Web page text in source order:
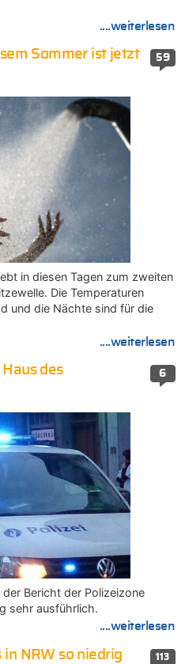
....weiterlesen
59
Sommer ist jetzt
in diesen Tagen zum zweiten
Die Temperaturen
und die Nächte sind für die
....weiterlesen
6
des
Bericht der Polizeizone
sehr ausführlich.
....weiterlesen
113
in NRW so niedrig